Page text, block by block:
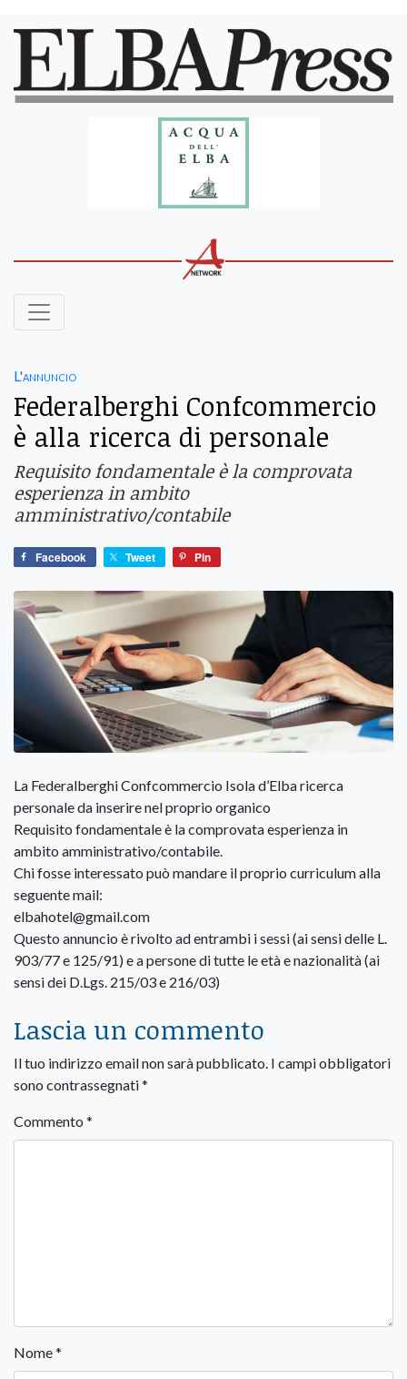
L'annuncio
Federalberghi Confcommercio
è alla ricerca di personale
Requisito fondamentale è la comprovata
esperienza in ambito
amministrativo/contabile
Facebook Tweet Pin
La Federalberghi Confcommercio Isola d’Elbaricerca
personale da inserire nel proprio organico
Requisito fondamentale è la comprovata esperienza in
ambito amministrativo/contabile.
Chi fosse interessato può mandare il proprio curriculum alla
seguente mail:
elbahotel@gmail.com
Questo annuncio è rivolto ad entrambi i sessi (ai sensi delle L.
903/77 e 125/91) e a persone di tutte le età e nazionalità (ai
sensi dei D.Lgs. 215/03 e 216/03)
Lascia un commento
Il tuo indirizzo email non sarà pubblicato. I campi obbligatori
sono contrassegnati*
Commento *
Nome*